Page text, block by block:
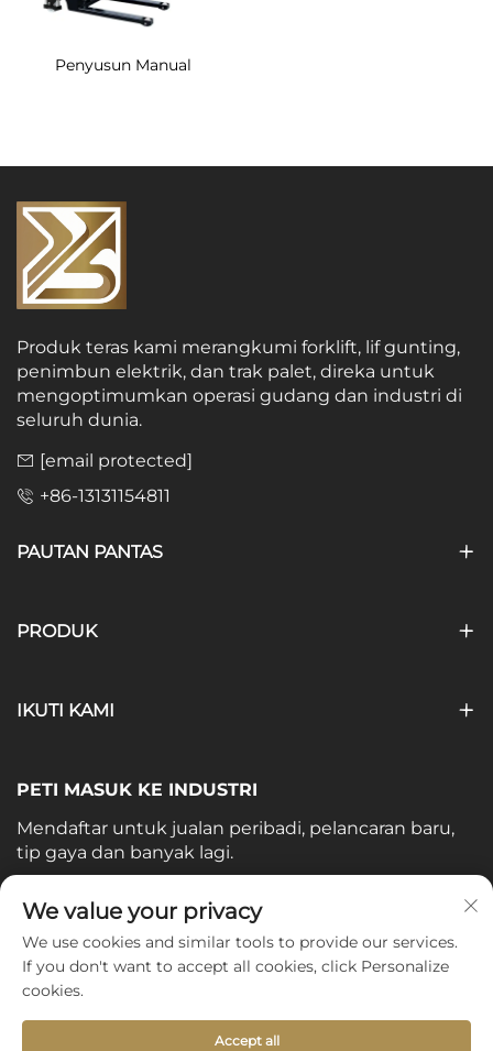
Penyusun Manual
Produk teras kami merangkumi forklift, lif gunting,
penimbun elektrik, dan trak palet, direka untuk
mengoptimumkan operasi gudang dan industri di
seluruh dunia.
[email protected]
+86-13131154811
PAUTAN PANTAS
PRODUK
IKUTI KAMI
PETI MASUK KE INDUSTRI
Mendaftar untuk jualan peribadi, pelancaran baru,
tip gaya dan banyak lagi.
E-mel Anda
Subscribe
We value your privacy
We use cookies and similar tools to provide our services.
If you don't want to accept all cookies, click Personalize
cookies.
Accept all